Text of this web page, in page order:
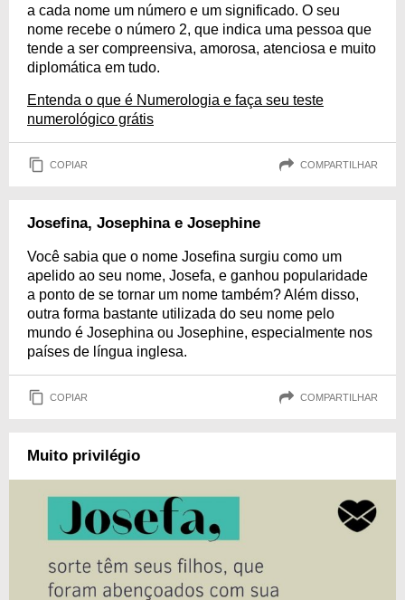
a cada nome um número e um significado. O seu
nome recebe o número 2, que indica uma pessoa que
tende a ser compreensiva, amorosa, atenciosa e muito
diplomática em tudo.
Entenda o que é Numerologia e faça seu teste
numerológico grátis
COPIAR COMPARTILHAR
Josefina, Josephina e Josephine
Você sabia que o nome Josefina surgiu como um
apelido ao seu nome, Josefa, e ganhou popularidade
a ponto de se tornar um nome também? Além disso,
outra forma bastante utilizada do seu nome pelo
mundo é Josephina ou Josephine, especialmente nos
países de língua inglesa.
COPIAR COMPARTILHAR
Muito privilégio